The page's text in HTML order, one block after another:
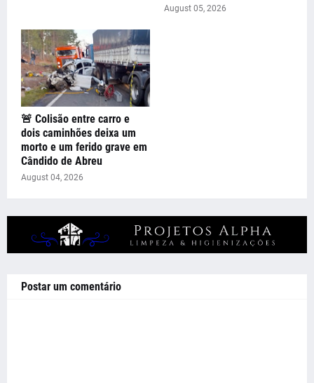
August 05, 2026
🚨 Colisão entre carro e
dois caminhões deixa um
morto e um ferido grave em
Cândido de Abreu
August 04, 2026
Postar um comentário